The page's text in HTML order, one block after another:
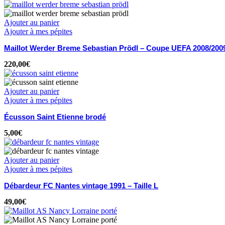
Ajouter au panier
Ajouter à mes pépites
Maillot Werder Breme Sebastian Prödl – Coupe UEFA 2008/
220,00€
Ajouter au panier
Ajouter à mes pépites
Écusson Saint Etienne brodé
5,00€
Ajouter au panier
Ajouter à mes pépites
Débardeur FC Nantes vintage 1991 – Taille L
49,00€